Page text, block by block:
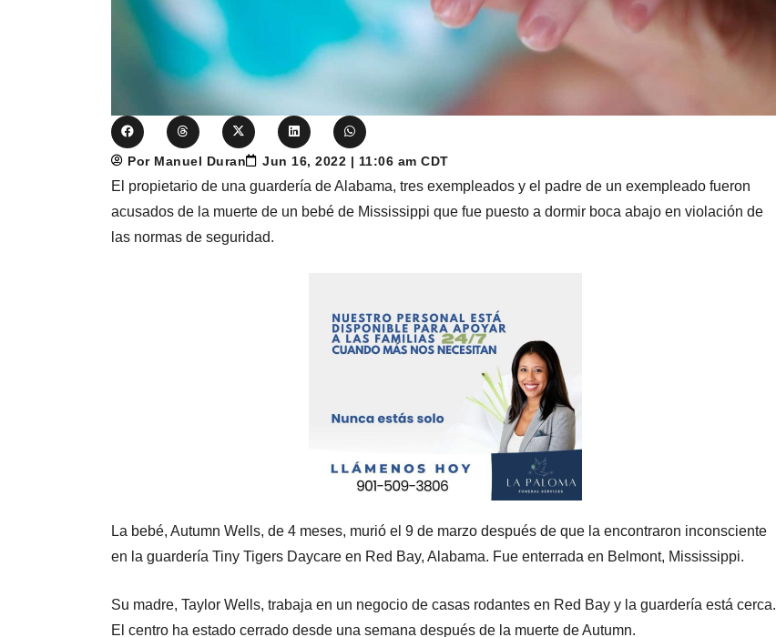
Por Manuel Duran Jun 16, 2022 | 11:06 am CDT
El propietario de una guardería de Alabama, tres exempleados y el padre de un exempleado fueron
acusados ​​de la muerte de un bebé de Mississippi que fue puesto a dormir boca abajo en violación de
las normas de seguridad.
La bebé, Autumn Wells, de 4 meses, murió el 9 de marzo después de que la encontraron inconsciente
en la guardería Tiny Tigers Daycare en Red Bay, Alabama. Fue enterrada en Belmont, Mississippi.
Su madre, Taylor Wells, trabaja en un negocio de casas rodantes en Red Bay y la guardería está cerca.
El centro ha estado cerrado desde una semana después de la muerte de Autumn.